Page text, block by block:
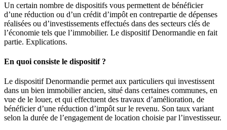
Un certain nombre de dispositifs vous permettent de bénéficier
d’une réduction ou d’un crédit d’impôt en contrepartie de dépenses
réalisées ou d’investissements effectués dans des secteurs clés de
l’économie tels que l’immobilier. Le dispositif Denormandie en fait
partie. Explications.
En quoi consiste le dispositif ?
Le dispositif Denormandie permet aux particuliers qui investissent
dans un bien immobilier ancien, situé dans certaines communes, en
vue de le louer, et qui effectuent des travaux d’amélioration, de
bénéficier d’une réduction d’impôt sur le revenu. Son taux variant
selon la durée de l’engagement de location choisie par l’investisseur.